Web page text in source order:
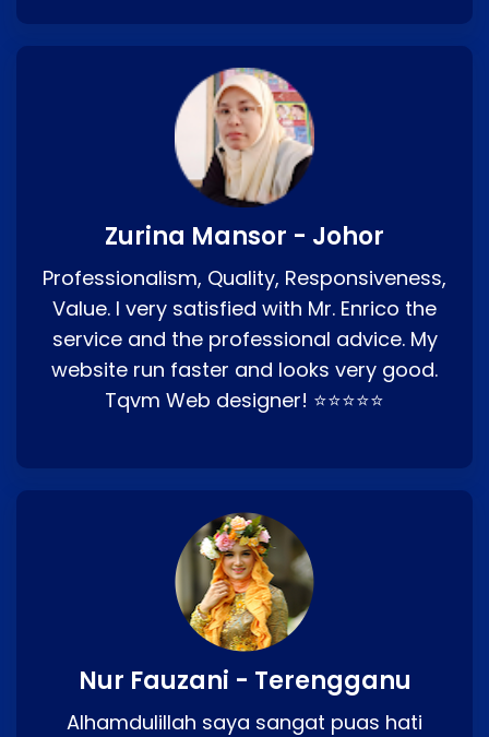
Zurina Mansor - Johor
Professionalism, Quality, Responsiveness,
Value. I very satisfied with Mr. Enrico the
service and the professional advice. My
website run faster and looks very good.
Tqvm Web designer! ⭐⭐⭐⭐⭐
Nur Fauzani - Terengganu
Alhamdulillah saya sangat puas hati